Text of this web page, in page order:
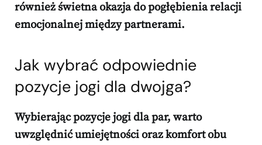
również świetna okazja do pogłębienia relacji
emocjonalnej między partnerami.
Jak wybrać odpowiednie
pozycje jogi dla dwojga?
Wybierając pozycje jogi dla par, warto
uwzględnić umiejętności oraz komfort obu